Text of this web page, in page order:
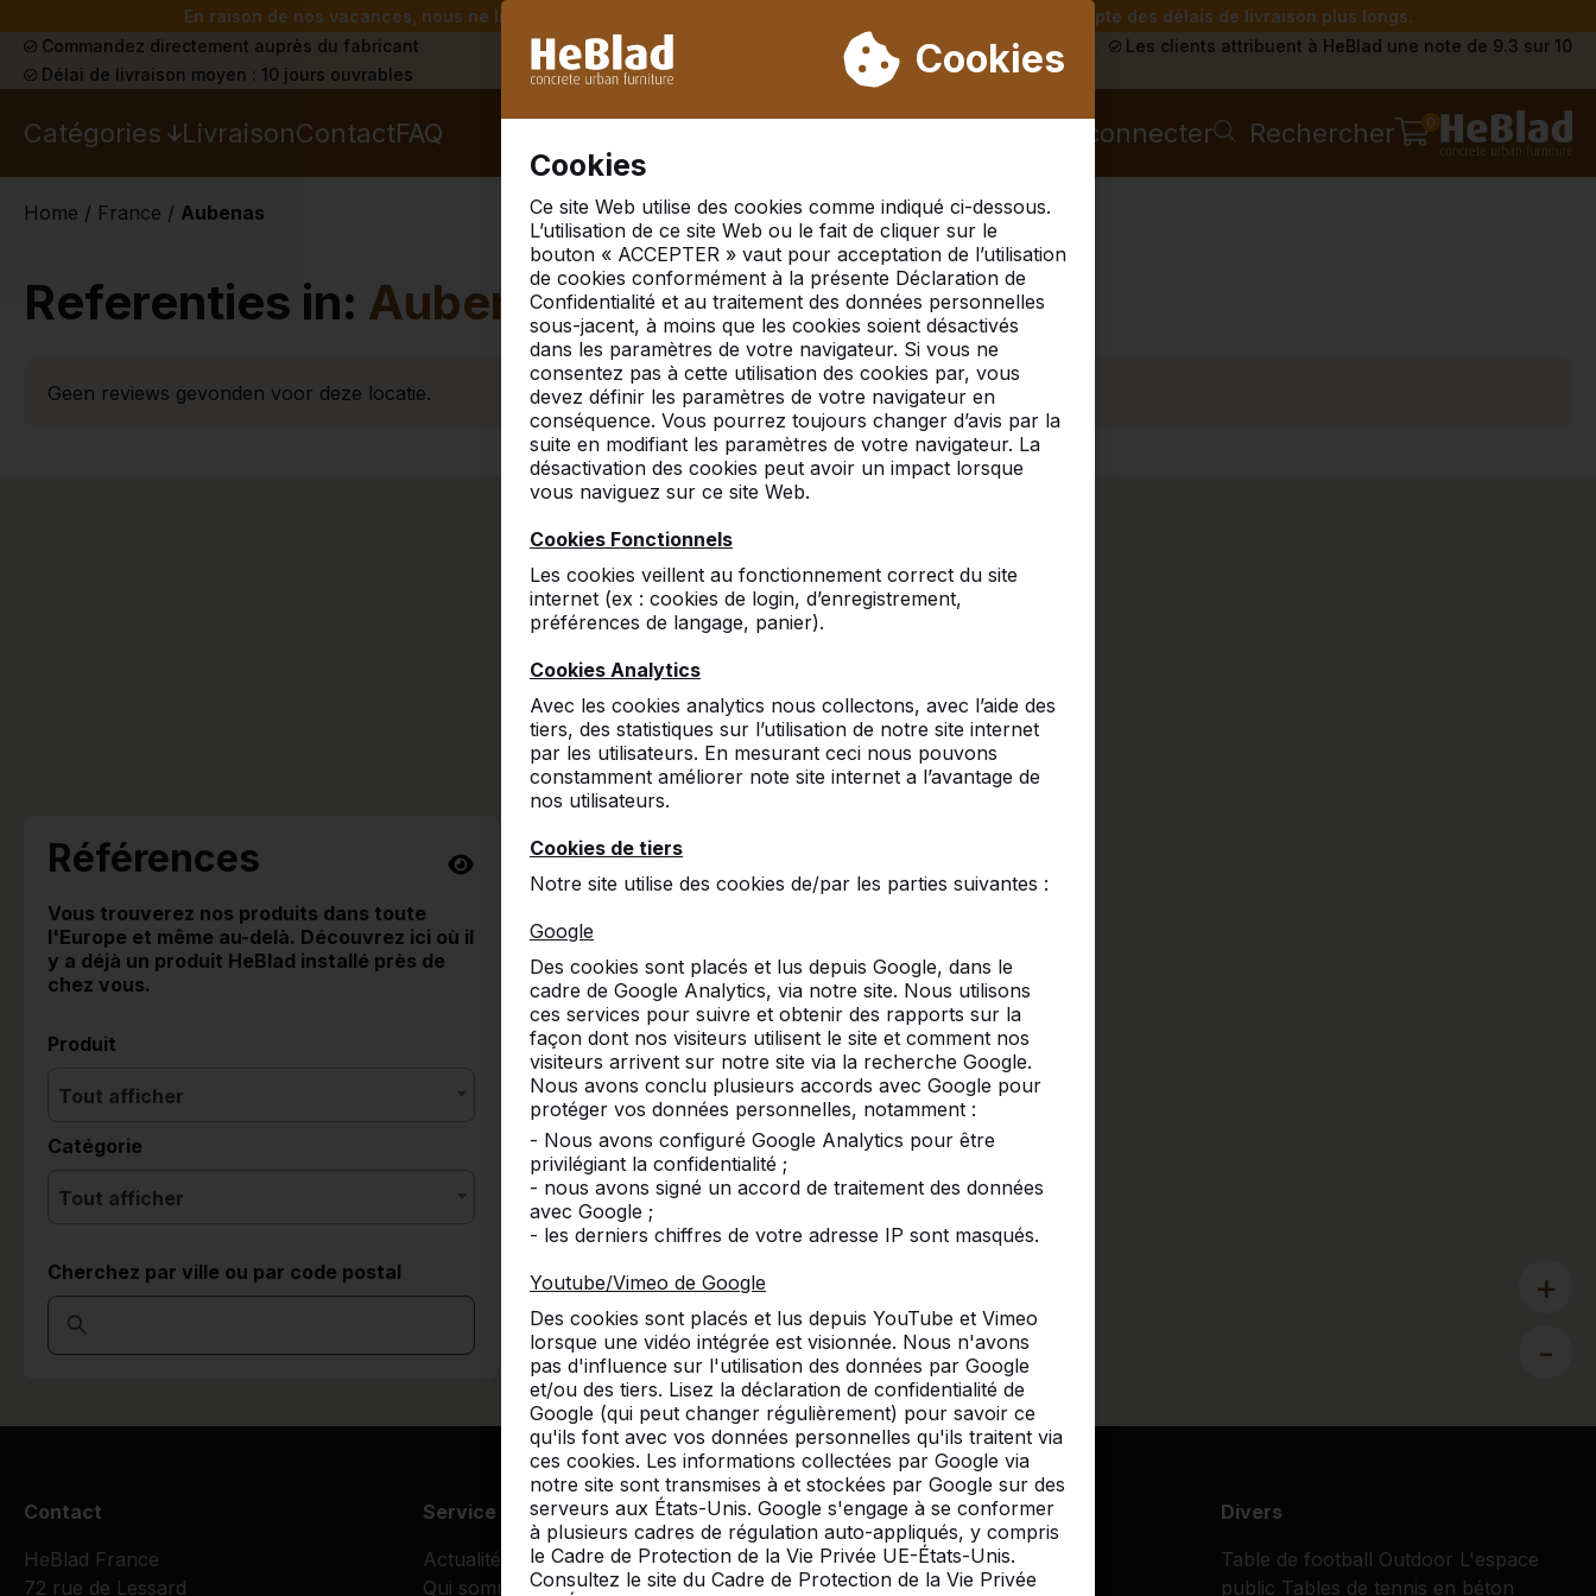
En raison de nos vacances, nous ne livrerons pas de la semaine 31 à la semaine 33. Veuillez donc tenir compte des délais de livraison plus longs.
Cookies
Cookies
Ce site Web utilise des cookies comme indiqué ci-dessous.
L’utilisation de ce site Web ou le fait de cliquer sur le
bouton « ACCEPTER » vaut pour acceptation de l’utilisation
de cookies conformément à la présente Déclaration de
Confidentialité et au traitement des données personnelles
sous-jacent, à moins que les cookies soient désactivés
dans les paramètres de votre navigateur. Si vous ne
consentez pas à cette utilisation des cookies par, vous
devez définir les paramètres de votre navigateur en
conséquence. Vous pourrez toujours changer d’avis par la
suite en modifiant les paramètres de votre navigateur. La
désactivation des cookies peut avoir un impact lorsque
vous naviguez sur ce site Web.
Cookies Fonctionnels
Les cookies veillent au fonctionnement correct du site
internet (ex : cookies de login, d’enregistrement,
préférences de langage, panier).
Cookies Analytics
Avec les cookies analytics nous collectons, avec l’aide des
tiers, des statistiques sur l’utilisation de notre site internet
par les utilisateurs. En mesurant ceci nous pouvons
constamment améliorer note site internet a l’avantage de
nos utilisateurs.
Cookies de tiers
Notre site utilise des cookies de/par les parties suivantes :
Google
Des cookies sont placés et lus depuis Google, dans le
cadre de Google Analytics, via notre site. Nous utilisons
ces services pour suivre et obtenir des rapports sur la
façon dont nos visiteurs utilisent le site et comment nos
visiteurs arrivent sur notre site via la recherche Google.
Nous avons conclu plusieurs accords avec Google pour
protéger vos données personnelles, notamment :
- Nous avons configuré Google Analytics pour être
privilégiant la confidentialité ;
- nous avons signé un accord de traitement des données
avec Google ;
- les derniers chiffres de votre adresse IP sont masqués.
Youtube/Vimeo de Google
Des cookies sont placés et lus depuis YouTube et Vimeo
lorsque une vidéo intégrée est visionnée. Nous n'avons
pas d'influence sur l'utilisation des données par Google
et/ou des tiers. Lisez la déclaration de confidentialité de
Google (qui peut changer régulièrement) pour savoir ce
qu'ils font avec vos données personnelles qu'ils traitent via
ces cookies. Les informations collectées par Google via
notre site sont transmises à et stockées par Google sur des
serveurs aux États-Unis. Google s'engage à se conformer
à plusieurs cadres de régulation auto-appliqués, y compris
le Cadre de Protection de la Vie Privée UE-États-Unis.
Consultez le site du Cadre de Protection de la Vie Privée
Commandez directement auprès du fabricant Déjà plus de 30 000 produits vendus
Les clients attribuent à HeBlad une note de 9.3 sur 10
Délai de livraison moyen : 10 jours ouvrables
Catégories LivraisonContactFAQ Se connecter Rechercher 0
Home / France / Aubenas
Referenties in: Aubenas
Geen reviews gevonden voor deze locatie.
Références
Vous trouverez nos produits dans toute
l'Europe et même au-delà. Découvrez ici où il
y a déjà un produit HeBlad installé près de
chez vous.
Produit
Tout afficher
Catégorie
Tout afficher
Cherchez par ville ou par code postal
+
-
Contact
HeBlad France
72 rue de Lessard
Service clientèle
Actualités
Qui sommes-nous
Catégories
Tables de ping-pong
Footvolley
Divers
Table de football Outdoor L'espace
public Tables de tennis en béton